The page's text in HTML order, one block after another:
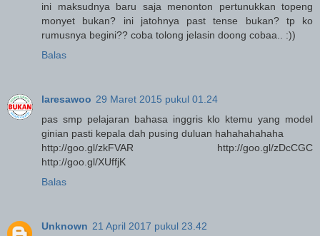
ini maksudnya baru saja menonton pertunukkan topeng
monyet bukan? ini jatohnya past tense bukan? tp ko
rumusnya begini?? coba tolong jelasin doong cobaa.. :))
Balas
laresawoo 29 Maret 2015 pukul 01.24
pas smp pelajaran bahasa inggris klo ktemu yang model
ginian pasti kepala dah pusing duluan hahahahahaha
http://goo.gl/zkFVAR http://goo.gl/zDcCGC
http://goo.gl/XUffjK
Balas
Unknown 21 April 2017 pukul 23.42